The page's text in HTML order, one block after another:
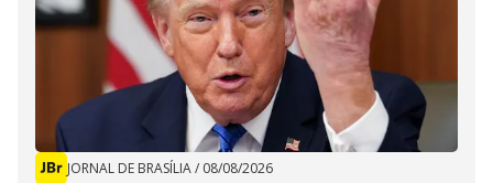
JORNAL DE BRASÍLIA/ 08/08/2026